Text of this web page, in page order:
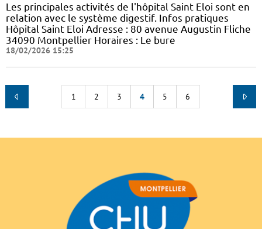
Les principales activités de l'hôpital Saint Eloi sont en
relation avec le système digestif. Infos pratiques
Hôpital Saint Eloi Adresse : 80 avenue Augustin Fliche
34090 Montpellier Horaires : Le bure
18/02/2026 15:25
1 2 3 4 5 6